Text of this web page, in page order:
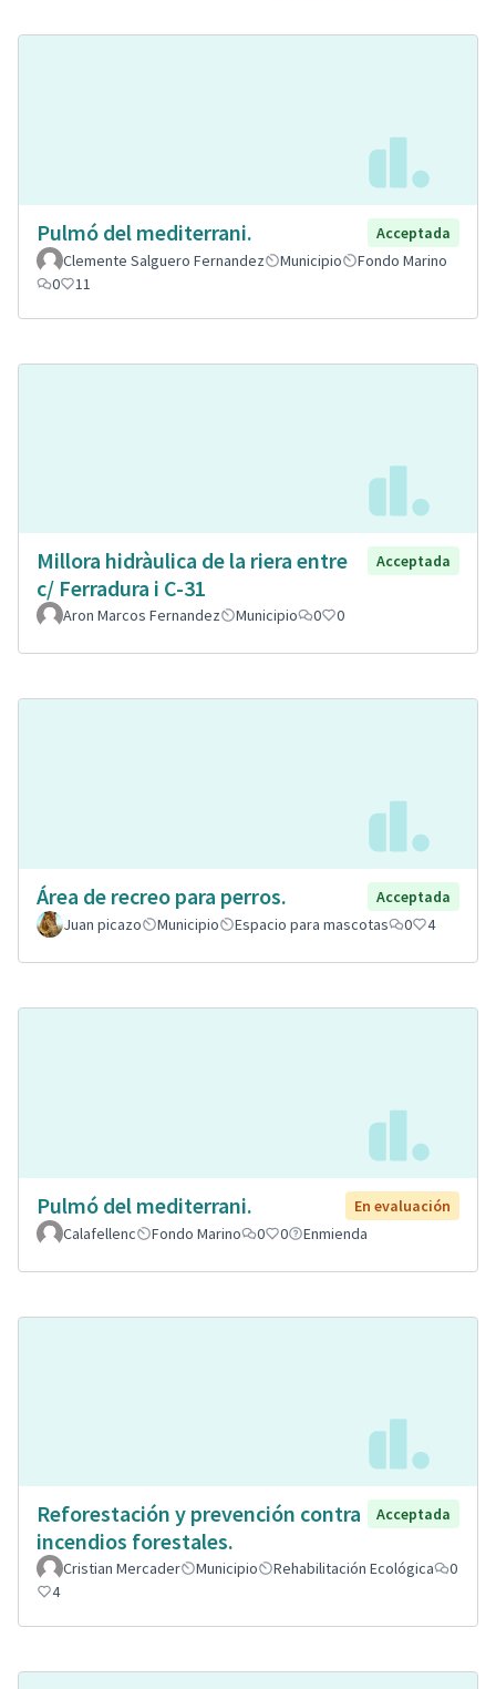
Pulmó del mediterrani.
Acceptada
Clemente Salguero Fernandez
Municipio
Fondo Marino
0
11
Millora hidràulica de la riera entre
c/ Ferradura i C-31
Acceptada
Aron Marcos Fernandez Municipio 0 0
Área de recreo para perros.
Acceptada
Juan picazo
Municipio Espacio para mascotas 0 4
Pulmó del mediterrani.
En evaluación
Calafellenc
Fondo Marino 0 0 Enmienda
Reforestación y prevención contra
incendios forestales.
Acceptada
Cristian Mercader Municipio Rehabilitación Ecológica
0
4